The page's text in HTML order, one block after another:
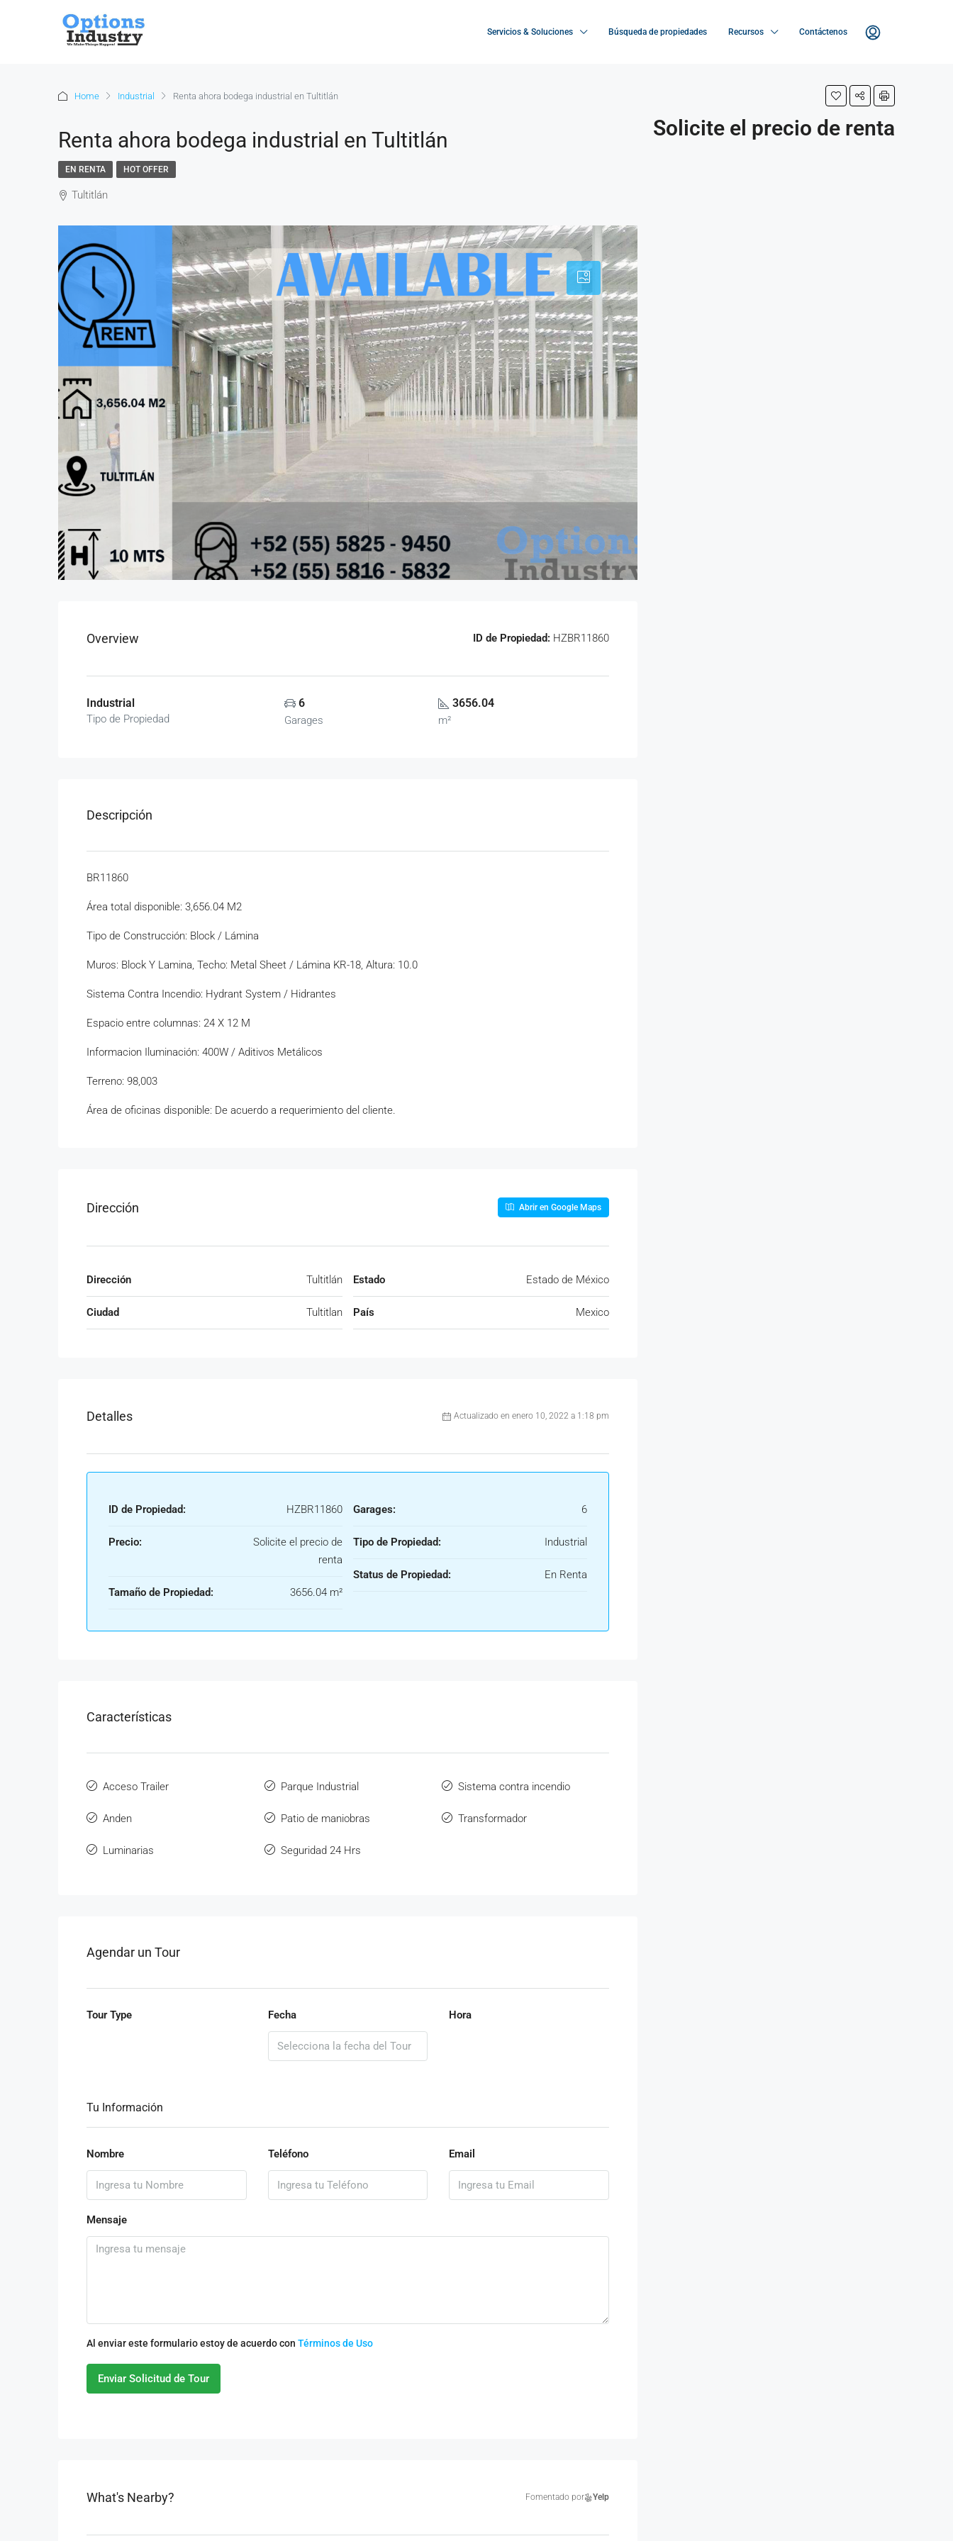
Servicios & Soluciones Búsqueda de propiedades Recursos Contáctenos
Home Industrial Renta ahora bodega industrial en Tultitlán
Renta ahora bodega industrial en Tultitlán Solicite el precio de renta
EN RENTA HOT OFFER
Tultitlán
Overview ID de Propiedad: HZBR11860
Industrial
Tipo de Propiedad
6
Garages
3656.04
m²
Descripción
BR11860
Área total disponible: 3,656.04 M2
Tipo de Construcción: Block / Lámina
Muros: Block Y Lamina, Techo: Metal Sheet / Lámina KR-18, Altura: 10.0
Sistema Contra Incendio: Hydrant System / Hidrantes
Espacio entre columnas: 24 X 12 M
Informacion Iluminación: 400W / Aditivos Metálicos
Terreno: 98,003
Área de oficinas disponible: De acuerdo a requerimiento del cliente.
Dirección Abrir en Google Maps
Dirección Tultitlán
Ciudad Tultitlan
Estado Estado de México
País Mexico
Detalles Actualizado en enero 10, 2022 a 1:18 pm
ID de Propiedad: HZBR11860
Precio:
Solicite el precio de
renta
Tamaño de Propiedad: 3656.04 m²
Garages: 6
Tipo de Propiedad: Industrial
Status de Propiedad: En Renta
Características
Acceso Trailer
Anden
Luminarias
Parque Industrial
Patio de maniobras
Seguridad 24 Hrs
Sistema contra incendio
Transformador
Agendar un Tour
Tour Type Fecha Hora
Tu Información
Nombre Teléfono Email
Mensaje
Al enviar este formulario estoy de acuerdo con Términos de Uso
Enviar Solicitud de Tour
What's Nearby? Fomentado por Yelp